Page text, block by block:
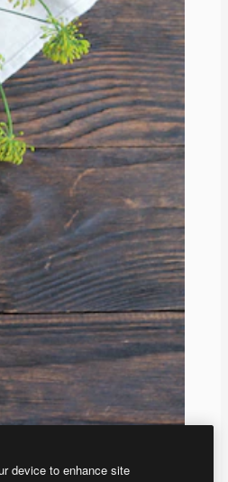
device to enhance site